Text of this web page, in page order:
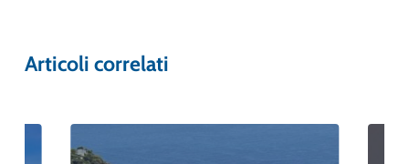
Articoli correlati